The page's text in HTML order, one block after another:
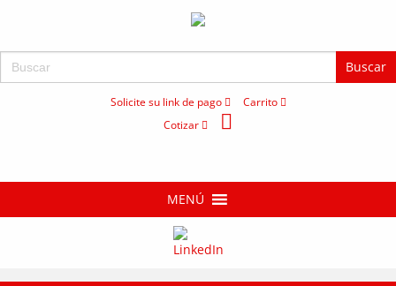
Buscar:
Solicite su link de pago
Carrito
Cotizar
MENÚ